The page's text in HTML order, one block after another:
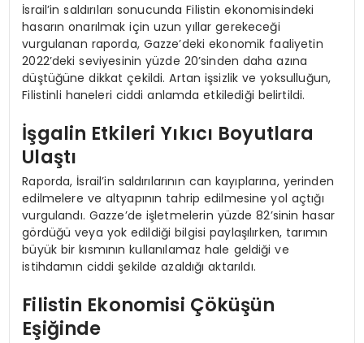
İsrail’in saldırıları sonucunda Filistin ekonomisindeki
hasarın onarılmak için uzun yıllar gerekeceği
vurgulanan raporda, Gazze’deki ekonomik faaliyetin
2022’deki seviyesinin yüzde 20’sinden daha azına
düştüğüne dikkat çekildi. Artan işsizlik ve yoksulluğun,
Filistinli haneleri ciddi anlamda etkilediği belirtildi.
İşgalin Etkileri Yıkıcı Boyutlara
Ulaştı
Raporda, İsrail’in saldırılarının can kayıplarına, yerinden
edilmelere ve altyapının tahrip edilmesine yol açtığı
vurgulandı. Gazze’de işletmelerin yüzde 82’sinin hasar
gördüğü veya yok edildiği bilgisi paylaşılırken, tarımın
büyük bir kısmının kullanılamaz hale geldiği ve
istihdamın ciddi şekilde azaldığı aktarıldı.
Filistin Ekonomisi Çöküşün
Eşiğinde